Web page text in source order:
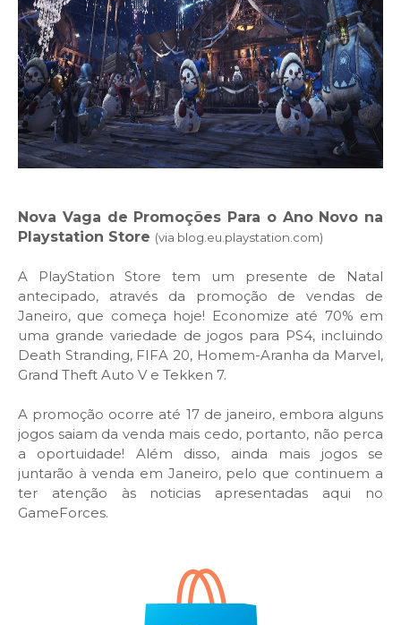
Nova Vaga de Promoções Para o Ano Novo na
Playstation Store (via blog.eu.playstation.com)
A PlayStation Store tem um presente de Natal
antecipado, através da promoção de vendas de
Janeiro, que começa hoje! Economize até 70% em
uma grande variedade de jogos para PS4, incluindo
Death Stranding, FIFA 20, Homem-Aranha da Marvel,
Grand Theft Auto V e Tekken 7.
A promoção ocorre até 17 de janeiro, embora alguns
jogos saiam da venda mais cedo, portanto, não perca
a oportuidade! Além disso, ainda mais jogos se
juntarão à venda em Janeiro, pelo que continuem a
ter atenção às noticias apresentadas aqui no
GameForces.